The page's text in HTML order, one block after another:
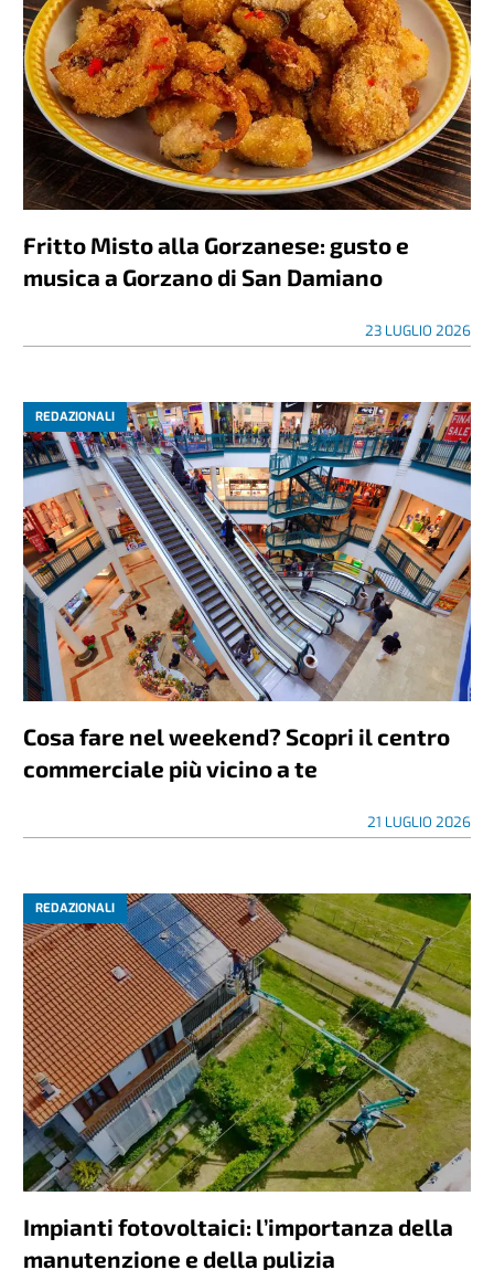
Fritto Misto alla Gorzanese: gusto e
musica a Gorzano di San Damiano
23 LUGLIO 2026
REDAZIONALI
Cosa fare nel weekend? Scopri il centro
commerciale più vicino a te
21 LUGLIO 2026
REDAZIONALI
Impianti fotovoltaici: l’importanza della
manutenzione e della pulizia